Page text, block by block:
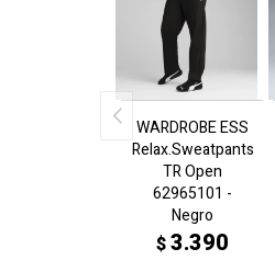
WARDROBE ESS
Relax.Sweatpants
TR Open
62965101 -
Negro
$3.390